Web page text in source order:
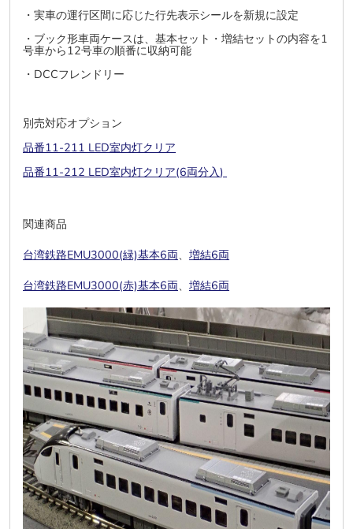
・実車の運行区間に応じた行先表示シールを新規に設定
・ブック形車両ケースは、基本セット・増結セットの内容を1
号車から12号車の順番に収納可能
・DCCフレンドリー
別売対応オプション
品番11-211 LED室内灯クリア
品番11-212 LED室内灯クリア(6両分入)
関連商品
台湾鉄路EMU3000(緑)基本6両、 増結6両
台湾鉄路EMU3000(赤)基本6両、 増結6両